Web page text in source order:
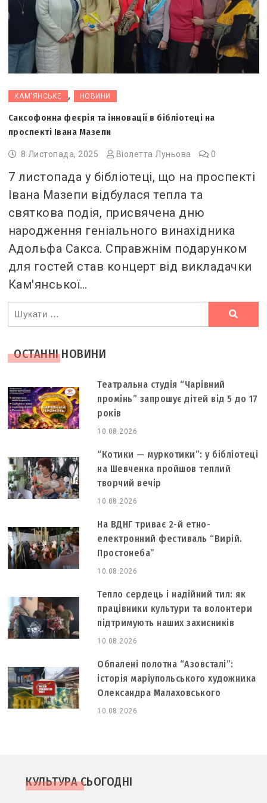
КАМ'ЯНСЬКЕ , НОВИНИ
Саксофонна феєрія та інновації в бібліотеці на
проспекті Івана Мазепи
8 Листопада, 2025 Віолетта Луньова 0
7 листопада у бібліотеці, що на проспекті
Івана Мазепи відбулася тепла та
святкова подія, присвячена дню
народження геніального винахідника
Адольфа Сакса. Справжнім подарунком
для гостей став концерт від викладачки
Кам'янської…
Ви
шукали
ОСТАННІ НОВИНИ
Театральна студія “Чарівний
промінь” запрошує дітей від 5 до 17
років
10.08.2026
“Котики — муркотики”: у бібліотеці
на Шевченка пройшов теплий
творчий вечір
10.08.2026
На ВДНГ триває 2-й етно-
електронний фестиваль “Вирій.
Простонеба”
10.08.2026
Тепло сердець і надійний тил: як
працівники культури та волонтери
підтримують наших захисників
10.08.2026
Обпалені полотна “Азовсталі”:
історія маріупольського художника
Олександра Малаховського
10.08.2026
КУЛЬТУРА СЬОГОДНІ